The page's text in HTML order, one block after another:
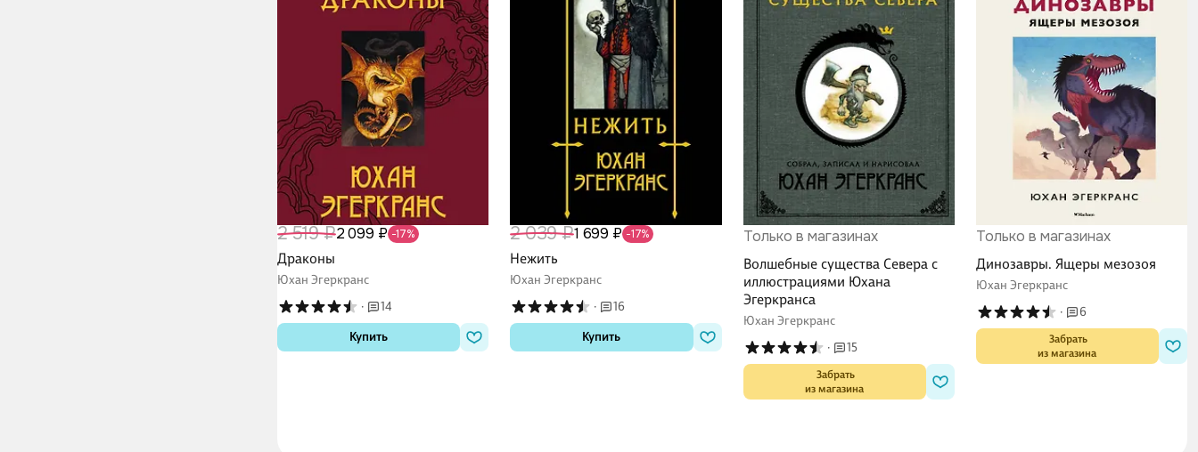
2 519 ₽2 099 ₽ -17%
Драконы
Юхан Эгеркранс
·
14
Купить
2 039 ₽1 699 ₽ -17%
Нежить
Юхан Эгеркранс
·
16
Купить
Только в магазинах
Волшебные существа Севера с
иллюстрациями Юхана
Эгеркранса
Юхан Эгеркранс
·
15
Забрать
из магазина
Только в магазинах
Динозавры. Ящеры мезозоя
Юхан Эгеркранс
·
6
Забрать
из магазина